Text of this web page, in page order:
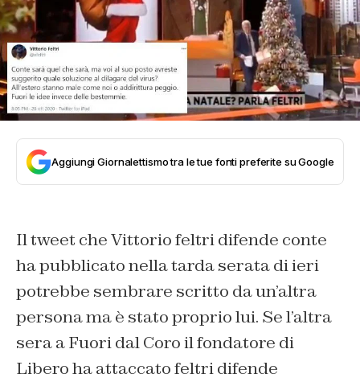
Aggiungi Giornalettismo tra le tue fonti preferite su Google
Il tweet che Vittorio feltri difende conte
ha pubblicato nella tarda serata di ieri
potrebbe sembrare scritto da un’altra
persona ma è stato proprio lui. Se l’altra
sera a Fuori dal Coro il fondatore di
Libero ha attaccato feltri difende